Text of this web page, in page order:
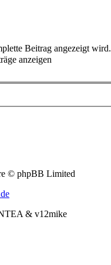
Beitrag angezeigt wird.
anzeigen
© phpBB Limited
& v12mike